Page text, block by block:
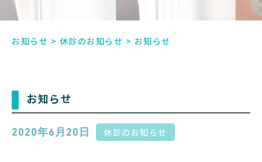
お知らせ > 休診のお知らせ > お知らせ
お知らせ
2020年6月20日 休診のお知らせ